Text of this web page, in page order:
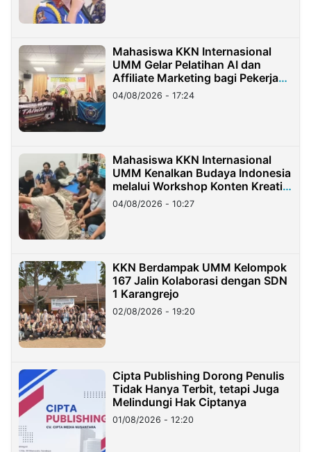
Mahasiswa KKN Internasional
UMM Gelar Pelatihan AI dan
Affiliate Marketing bagi Pekerja
Migran Indonesia di Taiwan
04/08/2026 - 17:24
Mahasiswa KKN Internasional
UMM Kenalkan Budaya Indonesia
melalui Workshop Konten Kreatif
di Taiwan
04/08/2026 - 10:27
KKN Berdampak UMM Kelompok
167 Jalin Kolaborasi dengan SDN
1 Karangrejo
02/08/2026 - 19:20
Cipta Publishing Dorong Penulis
Tidak Hanya Terbit, tetapi Juga
Melindungi Hak Ciptanya
01/08/2026 - 12:20